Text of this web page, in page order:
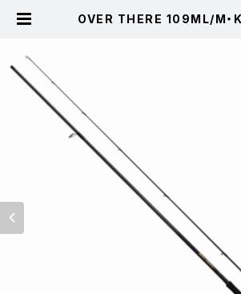
OVER THERE 109ML/M・